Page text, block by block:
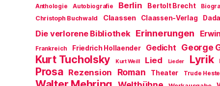
Anthologie Autobiografie Berlin Bertolt Brecht
Christoph Buchwald Claassen Claassen-Verlag
Die verlorene Bibliothek Erinnerungen
Frankreich Friedrich Hollaender Gedicht George
Kurt Tucholsky Kurt Weill Lied Lieder Lyrik
Prosa Rezension Roman Theater Trude